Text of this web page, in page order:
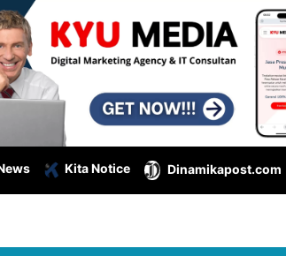
Kita Notice Dinamikapost.com